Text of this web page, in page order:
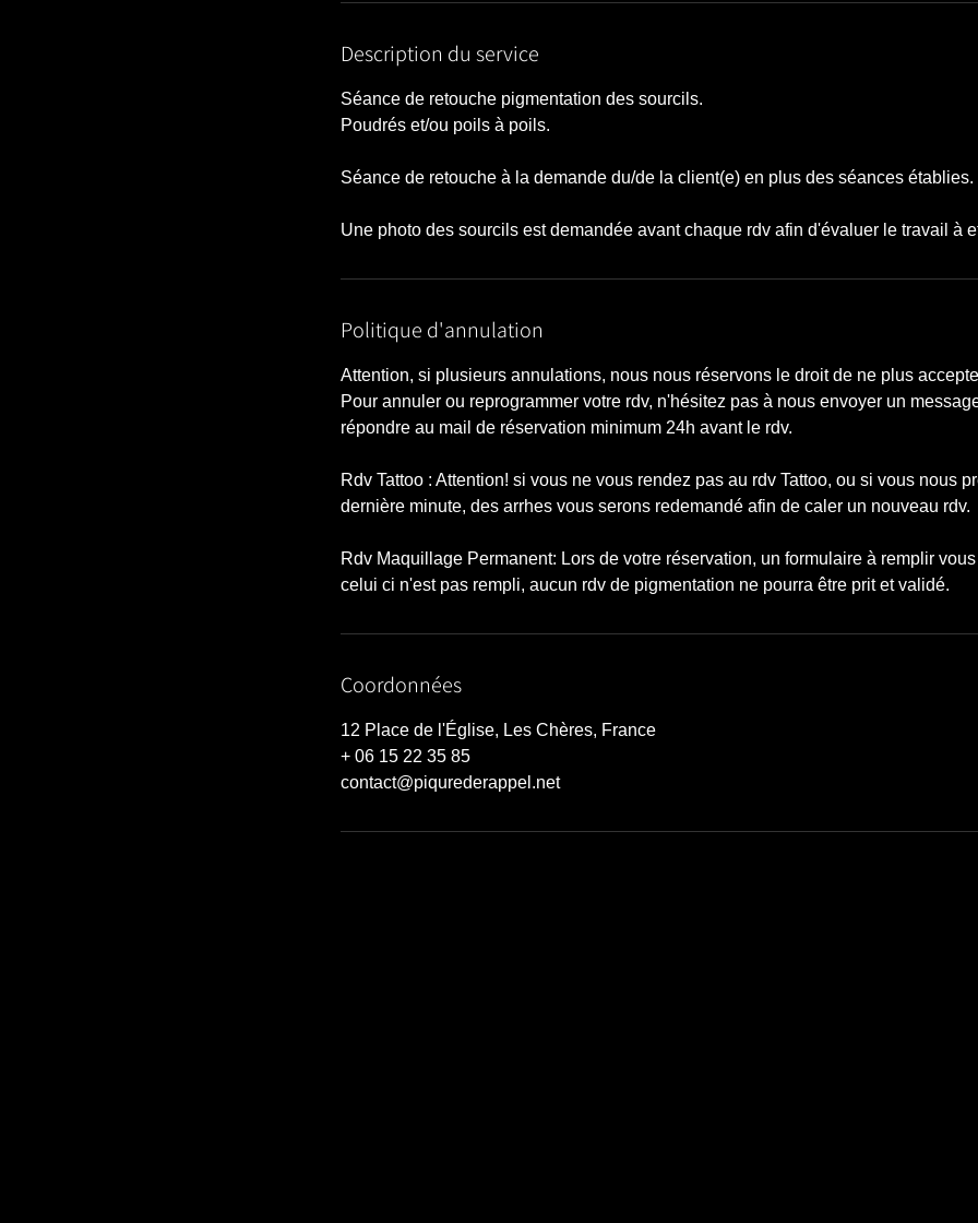
Description du service
Séance de retouche pigmentation des sourcils.
Poudrés et/ou poils à poils.
Séance de retouche à la demande du/de la client(e) en plus des séances établies.
Une photo des sourcils est demandée avant chaque rdv afin d'évaluer le travail à
Politique d'annulation
Attention, si plusieurs annulations, nous nous réservons le droit de ne plus
Pour annuler ou reprogrammer votre rdv, n'hésitez pas à nous envoyer un
répondre au mail de réservation minimum 24h avant le rdv.
Rdv Tattoo : Attention! si vous ne vous rendez pas au rdv Tattoo, ou si vous nous
dernière minute, des arrhes vous serons redemandé afin de caler un nouveau rdv.
Rdv Maquillage Permanent: Lors de votre réservation, un formulaire à remplir
celui ci n'est pas rempli, aucun rdv de pigmentation ne pourra être prit et validé.
Coordonnées
12 Place de l'Église, Les Chères, France
+ 06 15 22 35 85
contact@piqurederappel.net